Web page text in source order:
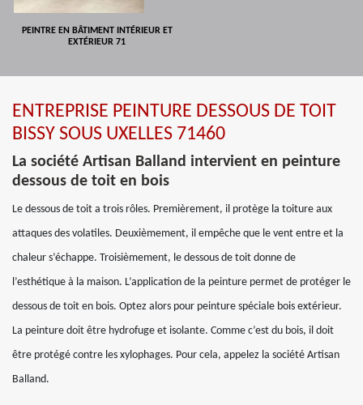
PEINTRE EN BÂTIMENT INTÉRIEUR ET
EXTÉRIEUR 71
ENTREPRISE PEINTURE DESSOUS DE TOIT
BISSY SOUS UXELLES 71460
La société Artisan Balland intervient en peinture
dessous de toit en bois
Le dessous de toit a trois rôles. Premièrement, il protège la toiture aux
attaques des volatiles. Deuxièmement, il empêche que le vent entre et la
chaleur s’échappe. Troisièmement, le dessous de toit donne de
l’esthétique à la maison. L’application de la peinture permet de protéger le
dessous de toit en bois. Optez alors pour peinture spéciale bois extérieur.
La peinture doit être hydrofuge et isolante. Comme c’est du bois, il doit
être protégé contre les xylophages. Pour cela, appelez la société Artisan
Balland.